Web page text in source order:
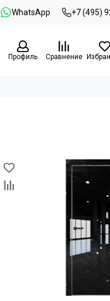
WhatsApp +7 (495)
Профиль Сравнение